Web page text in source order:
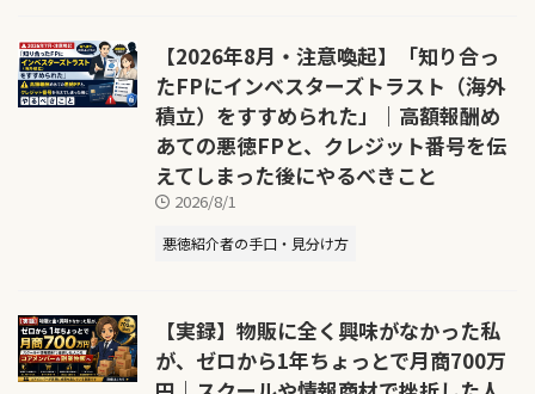
【2026年8月・注意喚起】「知り合っ
たFPにインベスターズトラスト（海外
積立）をすすめられた」｜高額報酬め
あての悪徳FPと、クレジット番号を伝
えてしまった後にやるべきこと
2026/8/1
悪徳紹介者の手口・見分け方
【実録】物販に全く興味がなかった私
が、ゼロから1年ちょっとで月商700万